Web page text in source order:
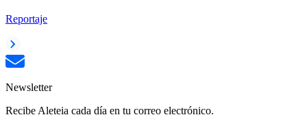
Reportaje
Newsletter
Recibe Aleteia cada día en tu correo electrónico.